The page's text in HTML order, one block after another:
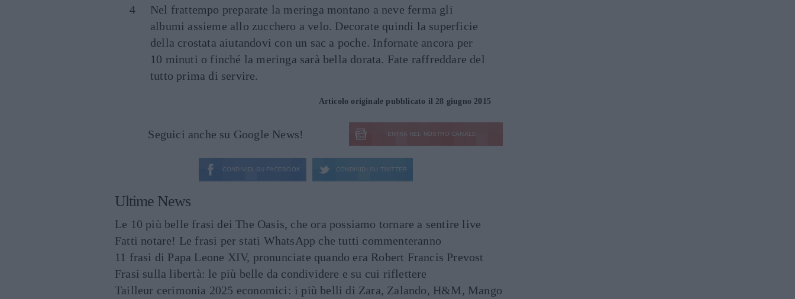
Nel frattempo preparate la meringa montano a neve ferma gli
albumi assieme allo zucchero a velo. Decorate quindi la superficie
della crostata aiutandovi con un sac a poche. Infornate ancora per
10 minuti o finché la meringa sarà bella dorata. Fate raffreddare del
tutto prima di servire.
Articolo originale pubblicato il 28 giugno 2015
Seguici anche su Google News! ENTRA NEL NOSTRO CANALE
CONDIVIDI SU FACEBOOK CONDIVIDI SU TWITTER
Ultime News
Le 10 più belle frasi dei The Oasis, che ora possiamo tornare a sentire live
Fatti notare! Le frasi per stati WhatsApp che tutti commenteranno
11 frasi di Papa Leone XIV, pronunciate quando era Robert Francis Prevost
Frasi sulla libertà: le più belle da condividere e su cui riflettere
Tailleur cerimonia 2025 economici: i più belli di Zara, Zalando, H&M, Mango